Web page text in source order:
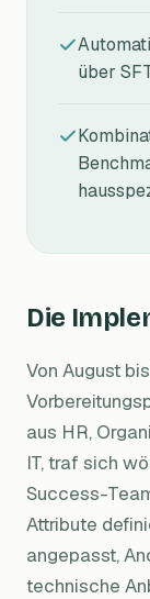
über
Die
Von August
aus HR,
IT, traf sich
Success-
Attribute
angepasst,
technische